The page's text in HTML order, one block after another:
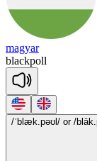
magyar
blackpoll
/ˈblæk.pəʊl/ or /